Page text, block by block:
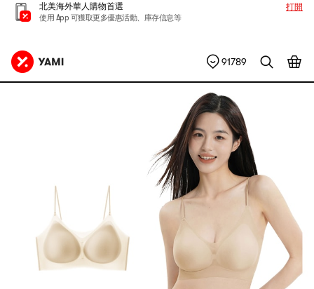
北美海外華人購物首選
使用 App 可獲取更多優惠活動、庫存信息等
打開
91789